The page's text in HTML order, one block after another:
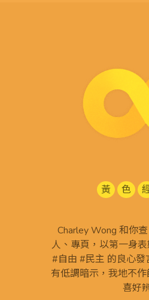
黃 色
Charley Wong 和你
人、專頁，以第一身
#自由 #民主 的良心發
有低調暗示，我地不
喜好